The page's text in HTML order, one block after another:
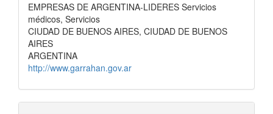
EMPRESAS DE ARGENTINA-LIDERES Servicios
médicos, Servicios
CIUDAD DE BUENOS AIRES, CIUDAD DE BUENOS
AIRES
ARGENTINA
http://www.garrahan.gov.ar